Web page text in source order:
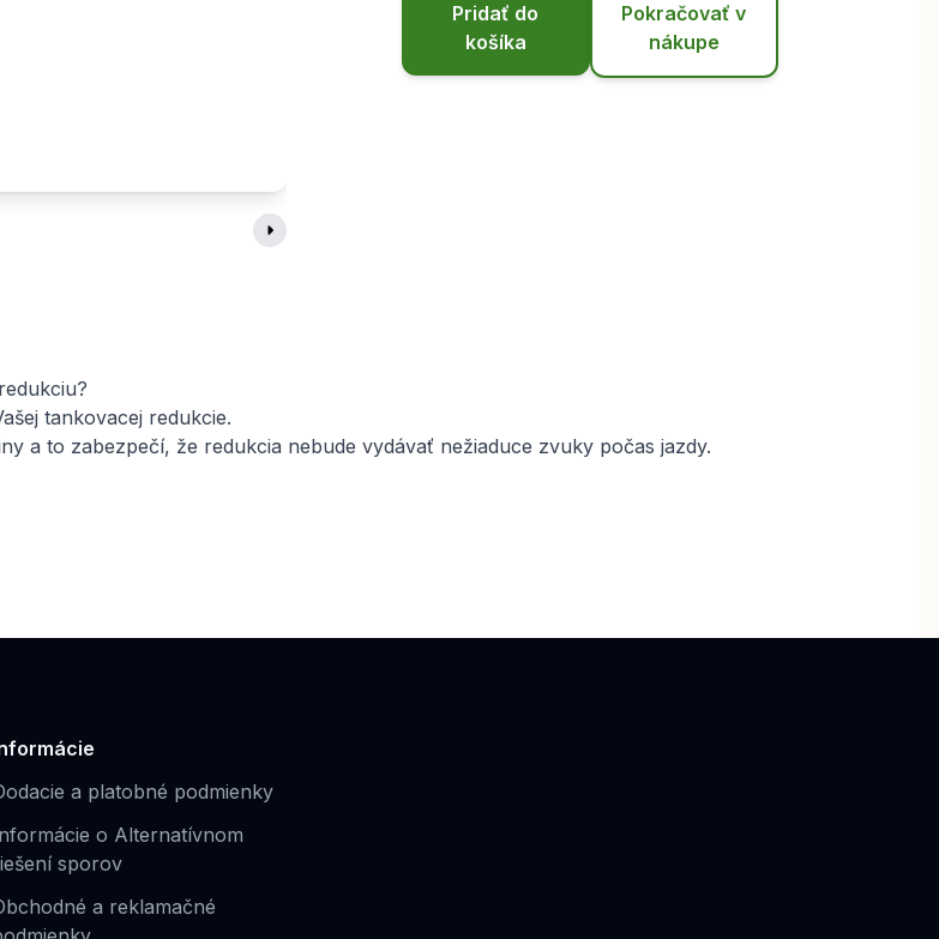
Pridať do
košíka
Pokračovať v
nákupe
tankovacej redukcie.
a to zabezpečí, že redukcia nebude vydávať nežiaduce zvuky počas jazdy.
a platobné podmienky
o Alternatívnom
sporov
a reklamačné